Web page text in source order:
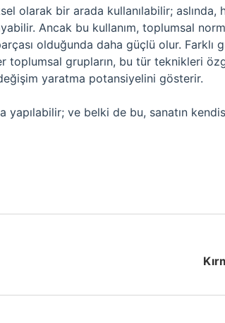
olarak bir arada kullanılabilir; aslında,
Ancak bu kullanım, toplumsal
olduğunda daha güçlü olur. Farklı
toplumsal grupların, bu tür teknikleri
yaratma potansiyelini gösterir.
yapılabilir; ve belki de bu, sanatın